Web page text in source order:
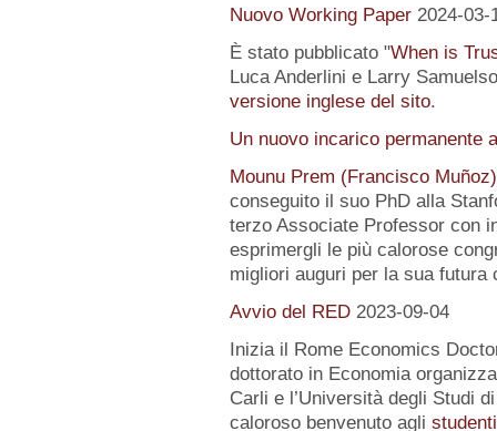
Nuovo Working Paper 2024-03-
È stato pubblicato "When is
Luca Anderlini e Larry
versione inglese del sito.
Un nuovo incarico permanente
Mounu Prem (Francisco Muñoz)
conseguito il suo PhD alla
terzo Associate Professor con
esprimergli le più calorose
migliori auguri per la sua futura
Avvio del RED 2023-09-04
Inizia il Rome Economics
dottorato in Economia
Carli e l’Università degli Studi
caloroso benvenuto agli